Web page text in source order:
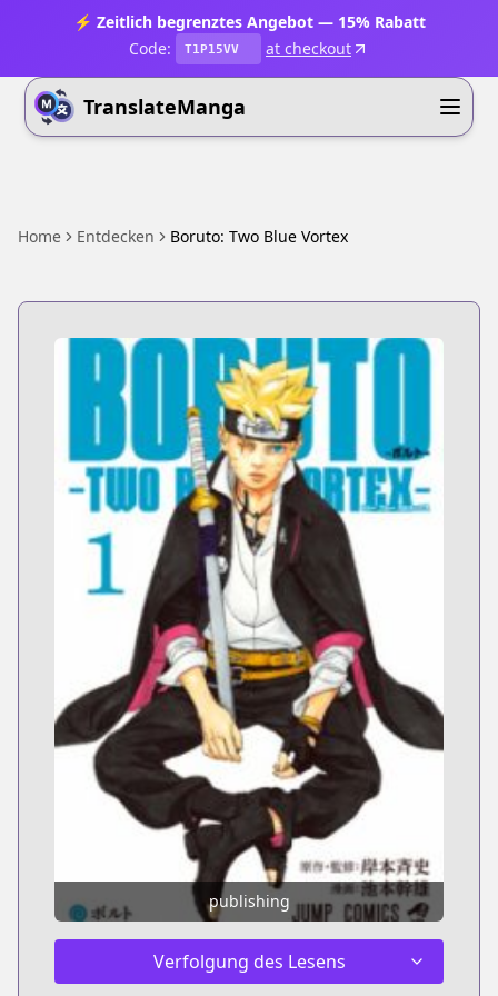
⚡ Zeitlich begrenztes Angebot — 15% Rabatt
Code:
T1P15VV at checkout
TranslateManga
Home Entdecken Boruto: Two Blue Vortex
publishing
Verfolgung des Lesens